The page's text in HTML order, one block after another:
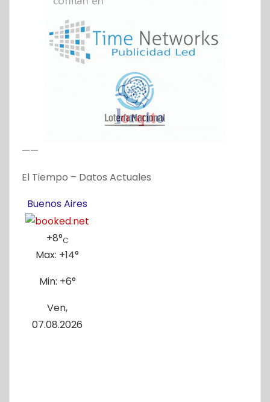
——
El Tiempo – Datos Actuales
Buenos Aires
+8°C
Max: +14°
Min: +6°
Ven,
07.08.2026